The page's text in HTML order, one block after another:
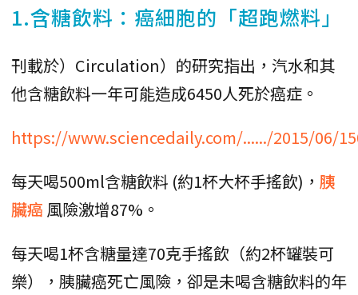
1.含糖飲料：癌細胞的「超跑燃料」
刊載於）Circulation）的研究指出，汽水和其
他含糖飲料一年可能造成6450人死於癌症。
https://www.sciencedaily.com/....../2015/06/
每天喝500ml含糖飲料‌ (約1杯大杯手搖飲)， 胰
臟癌 風險激增87%‌。
每天喝1杯含糖量達70克手搖飲（約2杯罐裝可
樂），胰臟癌死亡風險，卻是未喝含糖飲料的年